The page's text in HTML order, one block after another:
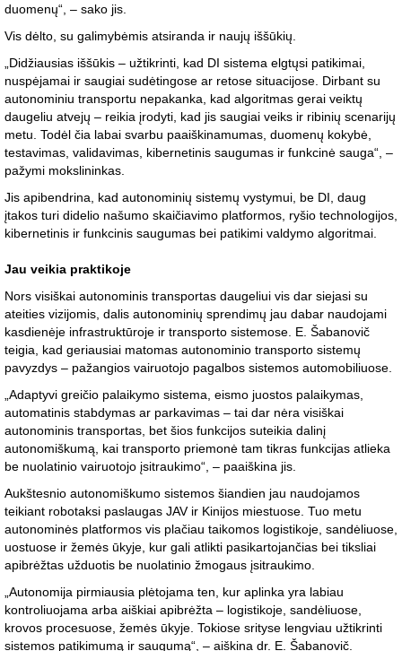
duomenų“, – sako jis.
Vis dėlto, su galimybėmis atsiranda ir naujų iššūkių.
„Didžiausias iššūkis – užtikrinti, kad DI sistema elgtųsi patikimai,
nuspėjamai ir saugiai sudėtingose ar retose situacijose. Dirbant su
autonominiu transportu nepakanka, kad algoritmas gerai veiktų
daugeliu atvejų – reikia įrodyti, kad jis saugiai veiks ir ribinių scenarijų
metu. Todėl čia labai svarbu paaiškinamumas, duomenų kokybė,
testavimas, validavimas, kibernetinis saugumas ir funkcinė sauga“, –
pažymi mokslininkas.
Jis apibendrina, kad autonominių sistemų vystymui, be DI, daug
įtakos turi didelio našumo skaičiavimo platformos, ryšio technologijos,
kibernetinis ir funkcinis saugumas bei patikimi valdymo algoritmai.
Jau veikia praktikoje
Nors visiškai autonominis transportas daugeliui vis dar siejasi su
ateities vizijomis, dalis autonominių sprendimų jau dabar naudojami
kasdienėje infrastruktūroje ir transporto sistemose. E. Šabanovič
teigia, kad geriausiai matomas autonominio transporto sistemų
pavyzdys – pažangios vairuotojo pagalbos sistemos automobiliuose.
„Adaptyvi greičio palaikymo sistema, eismo juostos palaikymas,
automatinis stabdymas ar parkavimas – tai dar nėra visiškai
autonominis transportas, bet šios funkcijos suteikia dalinį
autonomiškumą, kai transporto priemonė tam tikras funkcijas atlieka
be nuolatinio vairuotojo įsitraukimo“, – paaiškina jis.
Aukštesnio autonomiškumo sistemos šiandien jau naudojamos
teikiant robotaksi paslaugas JAV ir Kinijos miestuose. Tuo metu
autonominės platformos vis plačiau taikomos logistikoje, sandėliuose,
uostuose ir žemės ūkyje, kur gali atlikti pasikartojančias bei tiksliai
apibrėžtas užduotis be nuolatinio žmogaus įsitraukimo.
„Autonomija pirmiausia plėtojama ten, kur aplinka yra labiau
kontroliuojama arba aiškiai apibrėžta – logistikoje, sandėliuose,
krovos procesuose, žemės ūkyje. Tokiose srityse lengviau užtikrinti
sistemos patikimumą ir saugumą“, – aiškina dr. E. Šabanovič.